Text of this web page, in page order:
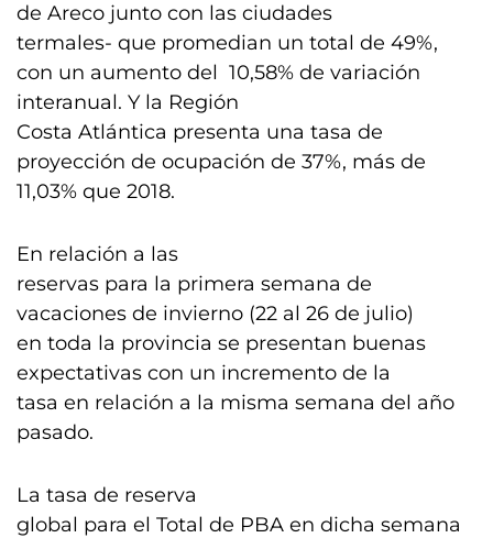
de Areco junto con las ciudades
termales- que promedian un total de 49%,
con un aumento del 10,58% de variación
interanual. Y la Región
Costa Atlántica presenta una tasa de
proyección de ocupación de 37%, más de
11,03% que 2018.
En relación a las
reservas para la primera semana de
vacaciones de invierno (22 al 26 de julio)
en toda la provincia se presentan buenas
expectativas con un incremento de la
tasa en relación a la misma semana del año
pasado.
La tasa de reserva
global para el Total de PBA en dicha semana